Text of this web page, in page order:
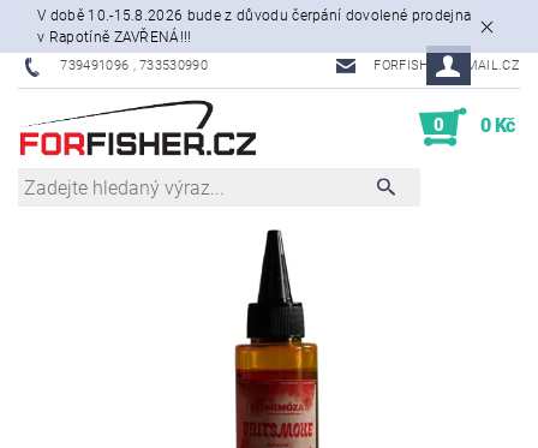
V době 10.-15.8.2026 bude z důvodu čerpání dovolené prodejna
v Rapotíně ZAVŘENÁ!!!
739491096 , 733530990 FORFISHER@EMAIL.CZ
0 0 Kč